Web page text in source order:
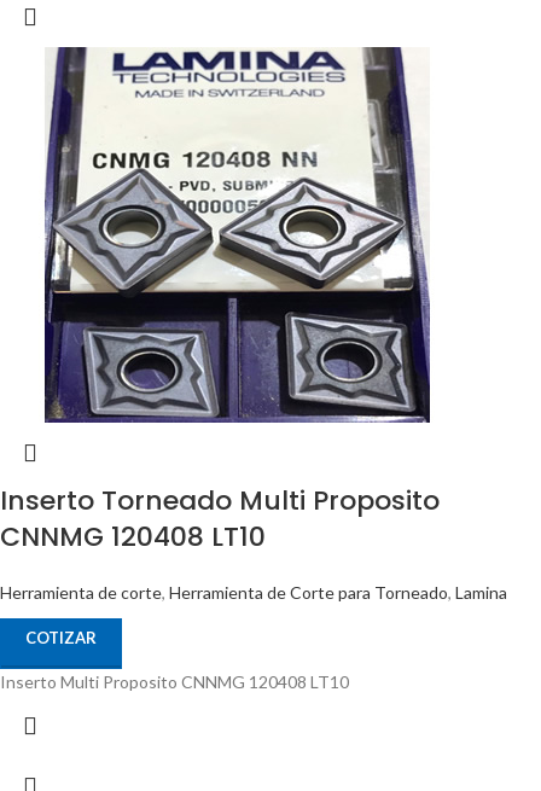
Inserto Torneado Multi Proposito
CNNMG 120408 LT10
Herramienta de corte, Herramienta de Corte para Torneado, Lamina
COTIZAR
Inserto Multi Proposito CNNMG 120408 LT10